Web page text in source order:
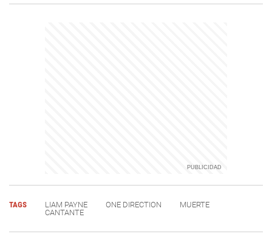
TAGS LIAM PAYNE ONE DIRECTION
MUERTE
CANTANTE